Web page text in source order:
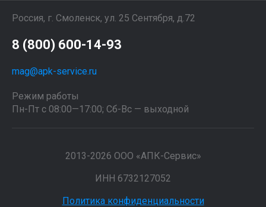
Россия, г. Смоленск, ул. 25 Сентября, д.72
8 (800) 600-14-93
mag@apk-service.ru
Режим работы
Пн-Пт с 08:00—17:00; Сб-Вс — выходной
2013-2026 ООО «АПК-Сервис»
ИНН 6732127052
Политика конфиденциальности